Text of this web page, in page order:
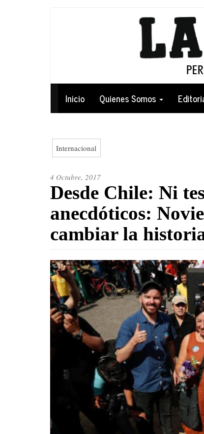
Navegación
principal
Inicio Quienes Somos
Internacional
4 Octubre, 2017
Desde Chile: Ni
anecdóticos:
cambiar la